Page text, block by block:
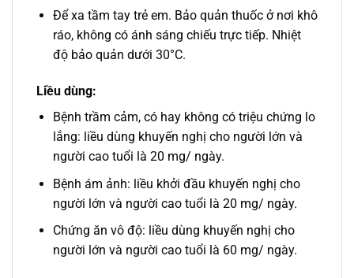
Để xa tầm tay trẻ em. Bảo quản thuốc ở nơi khô
ráo, không có ánh sáng chiếu trực tiếp. Nhiệt
độ bảo quản dưới 30°C.
Liều dùng:
Bệnh trầm cảm, có hay không có triệu chứng lo
lắng: liều dùng khuyến nghị cho người lớn và
người cao tuổi là 20 mg/ ngày.
Bệnh ám ảnh: liều khởi đầu khuyến nghị cho
người lớn và người cao tuổi là 20 mg/ ngày.
Chứng ăn vô độ: liều dùng khuyến nghị cho
người lớn và người cao tuổi là 60 mg/ ngày.